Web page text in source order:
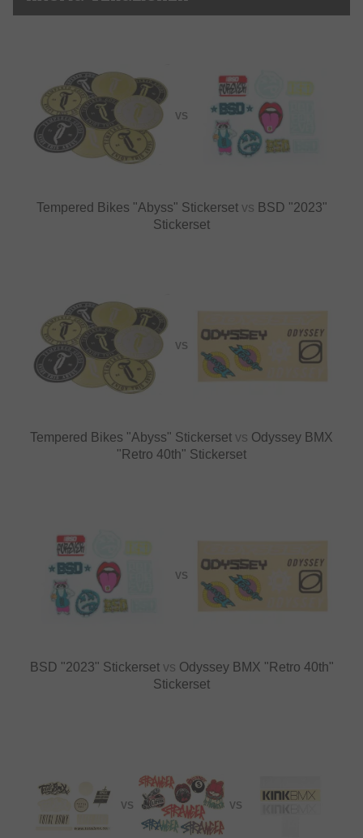
VS
Tempered Bikes "Abyss" Stickerset vs BSD "2023"
Stickerset
VS
Tempered Bikes "Abyss" Stickerset vs Odyssey BMX
"Retro 40th" Stickerset
VS
BSD "2023" Stickerset vs Odyssey BMX "Retro 40th"
Stickerset
VS VS